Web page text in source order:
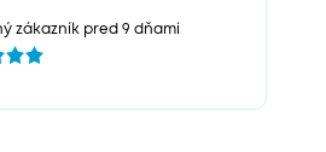
zákazník pred 9 dňami